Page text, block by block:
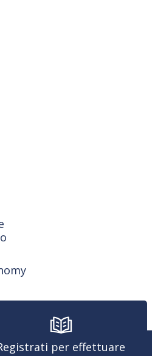
per effettuare
- Centro Studi e Ricerche -